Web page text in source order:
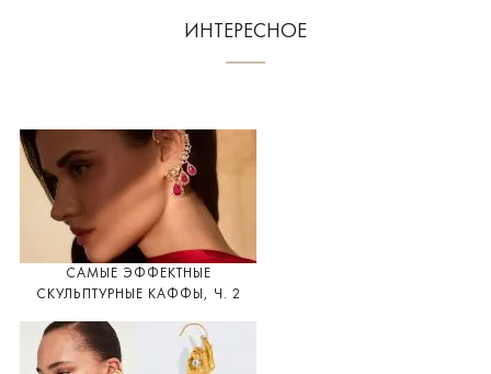
ИНТЕРЕСНОЕ
САМЫЕ ЭФФЕКТНЫЕ
СКУЛЬПТУРНЫЕ КАФФЫ, Ч. 2